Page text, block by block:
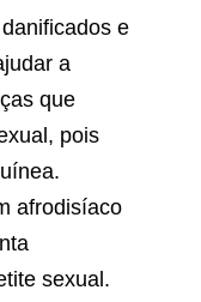
e
a
que
pois
afrodisíaco
sexual.